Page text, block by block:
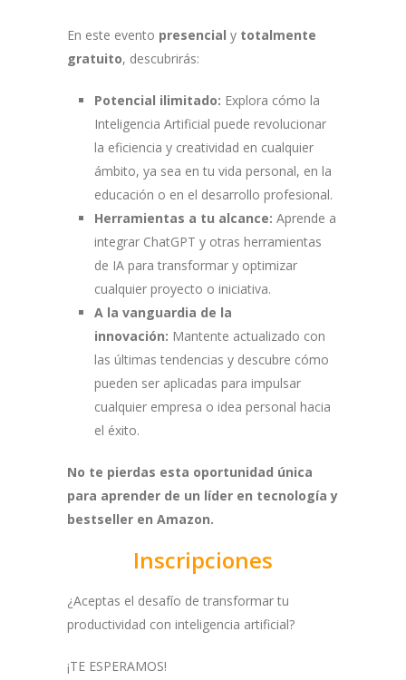
En este evento presencial y totalmente
gratuito, descubrirás:
Potencial ilimitado: Explora cómo la
Inteligencia Artificial puede revolucionar
la eficiencia y creatividad en cualquier
ámbito, ya sea en tu vida personal, en la
educación o en el desarrollo profesional.
Herramientas a tu alcance: Aprende a
integrar ChatGPT y otras herramientas
de IA para transformar y optimizar
cualquier proyecto o iniciativa.
A la vanguardia de la
innovación: Mantente actualizado con
las últimas tendencias y descubre cómo
pueden ser aplicadas para impulsar
cualquier empresa o idea personal hacia
el éxito.
No te pierdas esta oportunidad única
para aprender de un líder en tecnología y
bestseller en Amazon.
Inscripciones
¿Aceptas el desafío de transformar tu
productividad con inteligencia artificial?
¡TE ESPERAMOS!